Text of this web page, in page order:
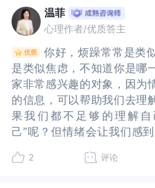
到自己内心更深的感受和需
弟弟带女儿这件事情，你
呢？可以尝试觉察一下，是
一些重男轻女，没有公平对
爸在自己需要支持的时候
助，让你感到自己是有一
呢？所以，也许在你的内
怒，或者失落难过的感受，
受到的烦躁，是这样的吗？
公平对待自己和弟弟；也期
问题，让爸爸可以先照顾好
内心更深的感受和需求。不
女儿这件事情，你会有一些
尝试觉察一下，是不是感受
轻女，没有公平对待自己和
需要支持的时候，没有及时
到自己是有一些被忽视或者
许在你的内心里，会有一些
过的感受，这些部分，形成
这样的吗？另外，你期待爸
弟弟；也期待弟弟独立解决
以先照顾好他自己，不再受
温菲
心理作者/优质答主
你好，烦躁常常是类
是类似焦虑，不知道你是哪
家非常感兴趣的对象，因为
的信息，可以帮助我们去理
果我们都不足够的理解
己”呢？但情绪会让我们感
谁都不愿意承受难受啊，但
是类似焦虑，不知道你是哪
家非常感兴趣的对象，因为
的信息，可以帮助我们去理
果我们都不足够的理解
己”呢？但情绪会让我们感到
意承受难受啊，但如果你发
2 评论